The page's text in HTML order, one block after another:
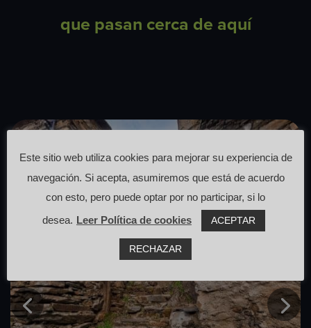
que pasan cerca de aquí
Este sitio web utiliza cookies para mejorar su experiencia de
navegación. Si acepta, asumiremos que está de acuerdo
con esto, pero puede optar por no participar, si lo
desea. Leer Política de cookies ACEPTAR
RECHAZAR